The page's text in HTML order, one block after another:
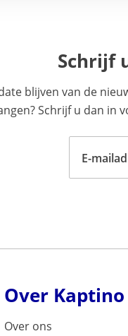
Schrijf
blijven van de
Schrijf u dan in
E-
Over Kaptino
Over ons